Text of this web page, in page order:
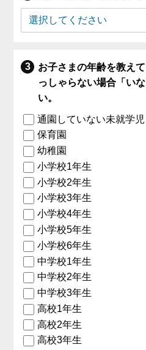
お子さまの年齢を教え
っしゃらない場合「い
い。
通園していない未就学児
保育園
幼稚園
小学校1年生
小学校2年生
小学校3年生
小学校4年生
小学校5年生
小学校6年生
中学校1年生
中学校2年生
中学校3年生
高校1年生
高校2年生
高校3年生